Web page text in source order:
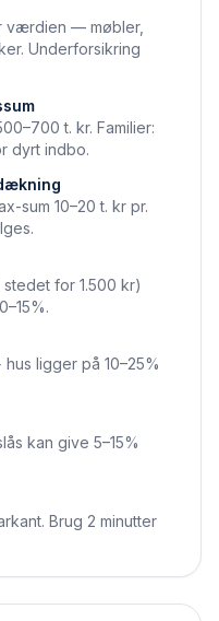
værdien — møbler,
Underforsikring
t. kr. Familier:
dyrt indbo.
sum 10–20 t. kr pr.
for 1.500 kr)
ligger på 10–25%
kan give 5–15%
Brug 2 minutter